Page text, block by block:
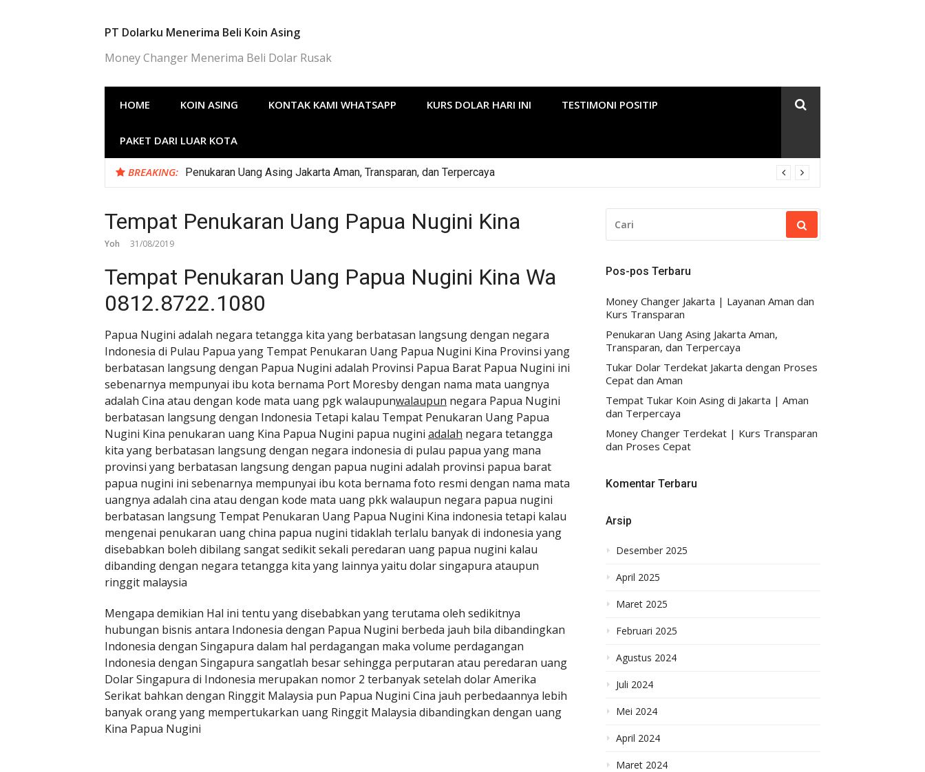
PT Dolarku Menerima Beli Koin Asing
Money Changer Menerima Beli Dolar Rusak
HOME KOIN ASING KONTAK KAMI WHATSAPP KURS DOLAR HARI INI TESTIMONI POSITIP
PAKET DARI LUAR KOTA
BREAKING: Penukaran Uang Asing Jakarta Aman, Transparan, dan Terpercaya
Tempat Penukaran Uang Papua Nugini Kina
Yoh 31/08/2019
Tempat Penukaran Uang Papua Nugini Kina Wa
0812.8722.1080
Papua Nugini adalah negara tetangga kita yang berbatasan langsung dengan negara
Indonesia di Pulau Papua yang Tempat Penukaran Uang Papua Nugini Kina Provinsi yang
berbatasan langsung dengan Papua Nugini adalah Provinsi Papua Barat Papua Nugini ini
sebenarnya mempunyai ibu kota bernama Port Moresby dengan nama mata uangnya
adalah Cina atau dengan kode mata uang pgk walaupunwalaupun negara Papua Nugini
berbatasan langsung dengan Indonesia Tetapi kalau Tempat Penukaran Uang Papua
Nugini Kina penukaran uang Kina Papua Nugini papua nugini adalah negara tetangga
kita yang berbatasan langsung dengan negara indonesia di pulau papua yang mana
provinsi yang berbatasan langsung dengan papua nugini adalah provinsi papua barat
papua nugini ini sebenarnya mempunyai ibu kota bernama foto resmi dengan nama mata
uangnya adalah cina atau dengan kode mata uang pkk walaupun negara papua nugini
berbatasan langsung Tempat Penukaran Uang Papua Nugini Kina indonesia tetapi kalau
mengenai penukaran uang china papua nugini tidaklah terlalu banyak di indonesia yang
disebabkan boleh dibilang sangat sedikit sekali peredaran uang papua nugini kalau
dibanding dengan negara tetangga kita yang lainnya yaitu dolar singapura ataupun
ringgit malaysia
Mengapa demikian Hal ini tentu yang disebabkan yang terutama oleh sedikitnya
hubungan bisnis antara Indonesia dengan Papua Nugini berbeda jauh bila dibandingkan
Indonesia dengan Singapura dalam hal perdagangan maka volume perdagangan
Indonesia dengan Singapura sangatlah besar sehingga perputaran atau peredaran uang
Dolar Singapura di Indonesia merupakan nomor 2 terbanyak setelah dolar Amerika
Serikat bahkan dengan Ringgit Malaysia pun Papua Nugini Cina jauh perbedaannya lebih
banyak orang yang mempertukarkan uang Ringgit Malaysia dibandingkan dengan uang
Kina Papua Nugini
UNTUK:
Pos-pos Terbaru
Money Changer Jakarta | Layanan Aman dan
Kurs Transparan
Penukaran Uang Asing Jakarta Aman,
Transparan, dan Terpercaya
Tukar Dolar Terdekat Jakarta dengan Proses
Cepat dan Aman
Tempat Tukar Koin Asing di Jakarta | Aman
dan Terpercaya
Money Changer Terdekat | Kurs Transparan
dan Proses Cepat
Komentar Terbaru
Arsip
Desember 2025
April 2025
Maret 2025
Februari 2025
Agustus 2024
Juli 2024
Mei 2024
April 2024
Maret 2024